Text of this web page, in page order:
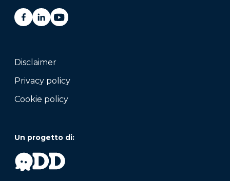
Disclaimer
Privacy policy
Cookie policy
Un progetto di: